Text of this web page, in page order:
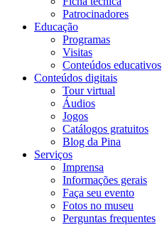
Patrocinadores
Educação
Programas
Visitas
Conteúdos educativos​
Conteúdos digitais
Tour virtual
Áudios
Jogos
Catálogos gratuitos
Blog da Pina
Serviços
Imprensa
Informações gerais
Faça seu evento
Fotos no museu
Perguntas frequentes